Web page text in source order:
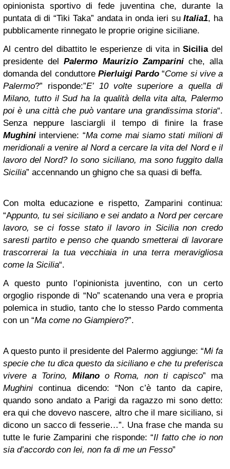
opinionista sportivo di fede juventina che, durante la
puntata di di “Tiki Taka” andata in onda ieri suItalia1, ha
pubblicamente rinnegato le proprie origine siciliane.
Al centro del dibattito le esperienze di vita inSiciliadel
presidente delPalermo Maurizio Zamparini che, alla
domanda del conduttore Pierluigi Pardo “Come si vive a
Palermo?” risponde:”E’ 10 volte superiore a quella di
Milano, tutto il Sud ha la qualità della vita alta, Palermo
poi è una città che può vantare una grandissima storia“.
Senza neppure lasciargli il tempo di finire la frase
Mughini interviene: “Ma come mai siamo stati milioni di
meridionali a venire al Nord a cercare la vita del Nord e il
lavoro del Nord? Io sono siciliano, ma sono fuggito dalla
Sicilia” accennando un ghigno che sa quasi di beffa.
Con molta educazione e rispetto, Zamparini continua:
“Appunto, tu sei siciliano e sei andato a Nord per cercare
lavoro, se ci fosse stato il lavoro in Sicilia non credo
saresti partito e penso che quando smetterai di lavorare
trascorrerai la tua vecchiaia in una terra meravigliosa
come la Sicilia“.
A questo punto l’opinionista juventino, con un certo
orgoglio risponde di “No” scatenando una vera e propria
polemica in studio, tanto che lo stesso Pardo commenta
con un “Ma come no Giampiero?”.
A questo punto il presidente del Palermo aggiunge: “Mi fa
specie che tu dica questo da siciliano e che tu preferisca
vivere a Torino, Milanoo Roma, non ti capisco” ma
Mughini continua dicendo: “Non c’è tanto da capire,
quando sono andato a Parigi da ragazzo mi sono detto:
era qui che dovevo nascere, altro che il mare siciliano, si
dicono un sacco di fesserie…”. Una frase che manda su
tutte le furie Zamparini che risponde: “Il fatto che io non
sia d’accordo con lei, non fa di me un Fesso”